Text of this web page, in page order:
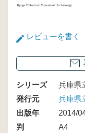
レビューを書く
シリーズ
兵庫県
発行元
兵庫県
出版年
2014/
判
A4